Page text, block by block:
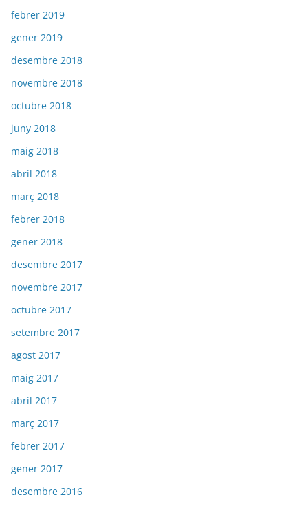
febrer 2019
gener 2019
desembre 2018
novembre 2018
octubre 2018
juny 2018
maig 2018
abril 2018
març 2018
febrer 2018
gener 2018
desembre 2017
novembre 2017
octubre 2017
setembre 2017
agost 2017
maig 2017
abril 2017
març 2017
febrer 2017
gener 2017
desembre 2016